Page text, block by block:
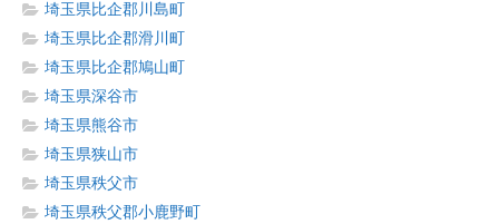
埼玉県比企郡川島町
埼玉県比企郡滑川町
埼玉県比企郡鳩山町
埼玉県深谷市
埼玉県熊谷市
埼玉県狭山市
埼玉県秩父市
埼玉県秩父郡小鹿野町